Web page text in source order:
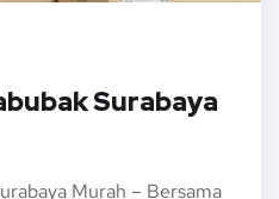
Surabaya
Murah – Bersama